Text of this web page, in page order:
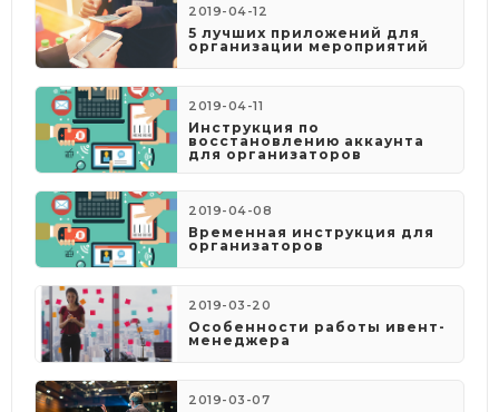
2019-04-12
5 лучших приложений для
организации мероприятий
2019-04-11
Инструкция по
восстановлению аккаунта
для организаторов
2019-04-08
​Временная инструкция для
организаторов
2019-03-20
Особенности работы ивент-
менеджера
2019-03-07